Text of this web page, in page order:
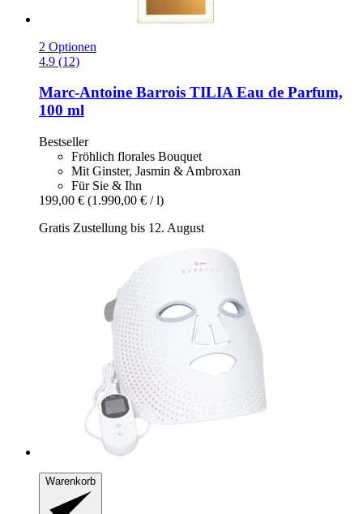
2 Optionen
4.9 (12)
Marc-Antoine Barrois TILIA Eau de Parfum,
100 ml
Bestseller
Fröhlich florales Bouquet
Mit Ginster, Jasmin & Ambroxan
Für Sie & Ihn
199,00 € (1.990,00 € / l)
Gratis Zustellung bis 12. August
Warenkorb